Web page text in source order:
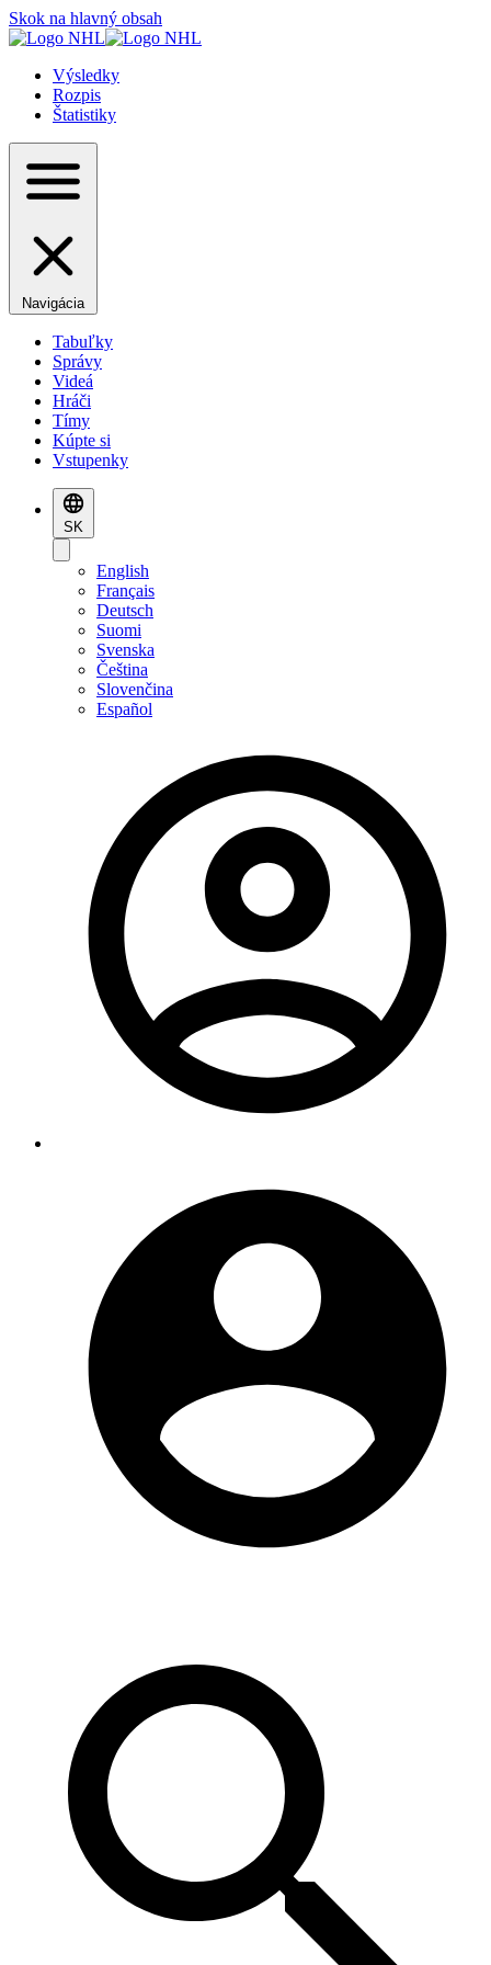
Skok na hlavný obsah
Výsledky
Rozpis
Štatistiky
Navigácia
Tabuľky
Správy
Videá
Hráči
Tímy
Kúpte si
Vstupenky
SK
English
Français
Deutsch
Suomi
Svenska
Čeština
Slovenčina
Español